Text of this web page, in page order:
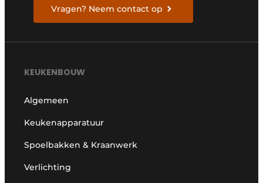
Vragen? Neem contact op
KEUKENBOUW
Algemeen
Keukenapparatuur
Spoelbakken & Kraanwerk
Verlichting